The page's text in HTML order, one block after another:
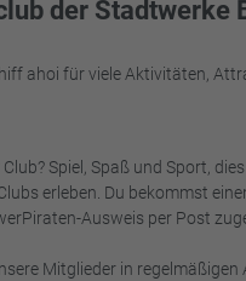
der Stadtwerke
ahoi für viele Aktivitäten,
Spiel, Spaß und Sport,
erleben. Du bekommst
Ausweis per Post
Mitglieder in regelmäßigen